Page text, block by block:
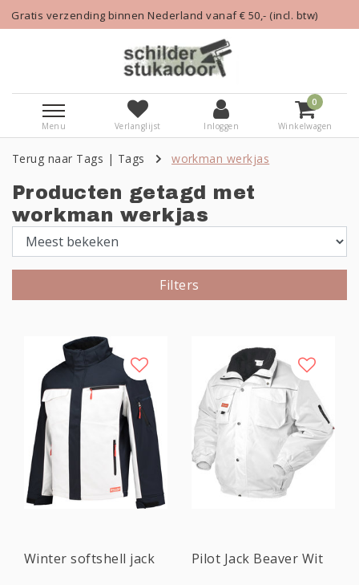
binnen Nederland vanaf € 50,- (incl. btw) Alle
Menu Verlanglijst Inloggen
0
Winkelwagen
Terug naar Tags | Tags workman werkjas
Producten getagd met
workman werkjas
Filters
Winter softshell jack
Pilot Jack Beaver Wit